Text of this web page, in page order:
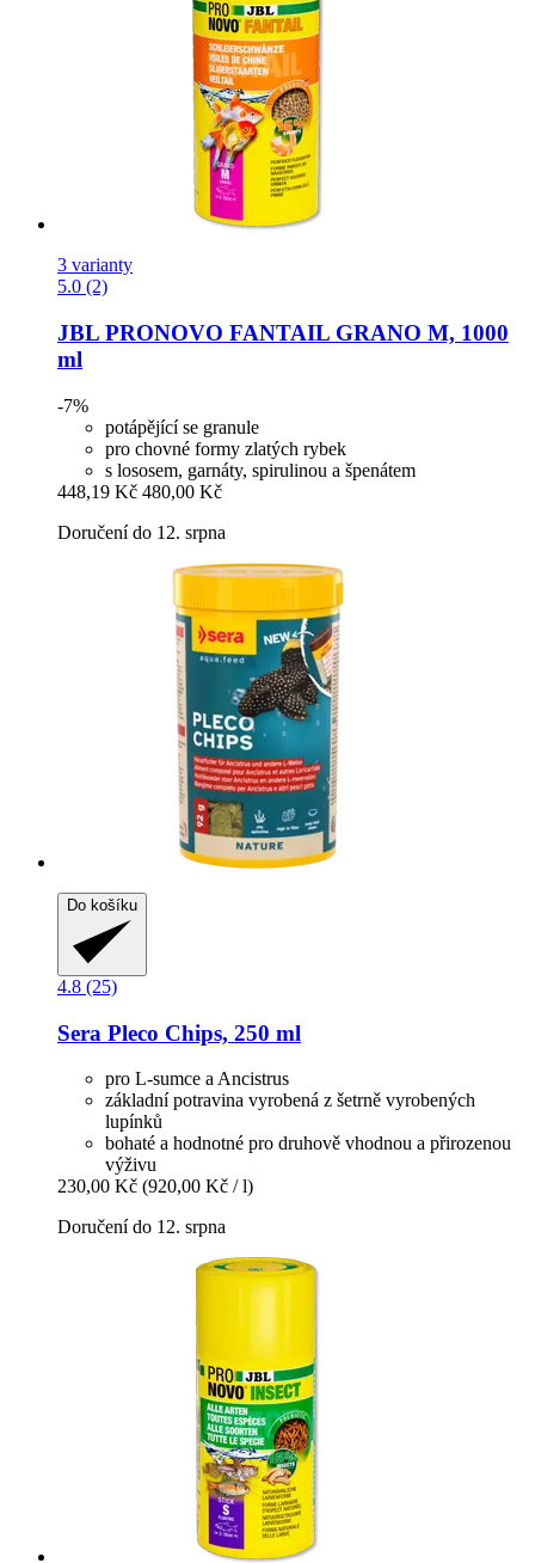
3 varianty
5.0 (2)
JBL PRONOVO FANTAIL GRANO M, 1000
ml
-7%
potápějící se granule
pro chovné formy zlatých rybek
s lososem, garnáty, spirulinou a špenátem
448,19 Kč 480,00 Kč
Doručení do 12. srpna
Do košíku
4.8 (25)
Sera Pleco Chips, 250 ml
pro L-sumce a Ancistrus
základní potravina vyrobená z šetrně vyrobených
lupínků
bohaté a hodnotné pro druhově vhodnou a přirozenou
výživu
230,00 Kč (920,00 Kč / l)
Doručení do 12. srpna